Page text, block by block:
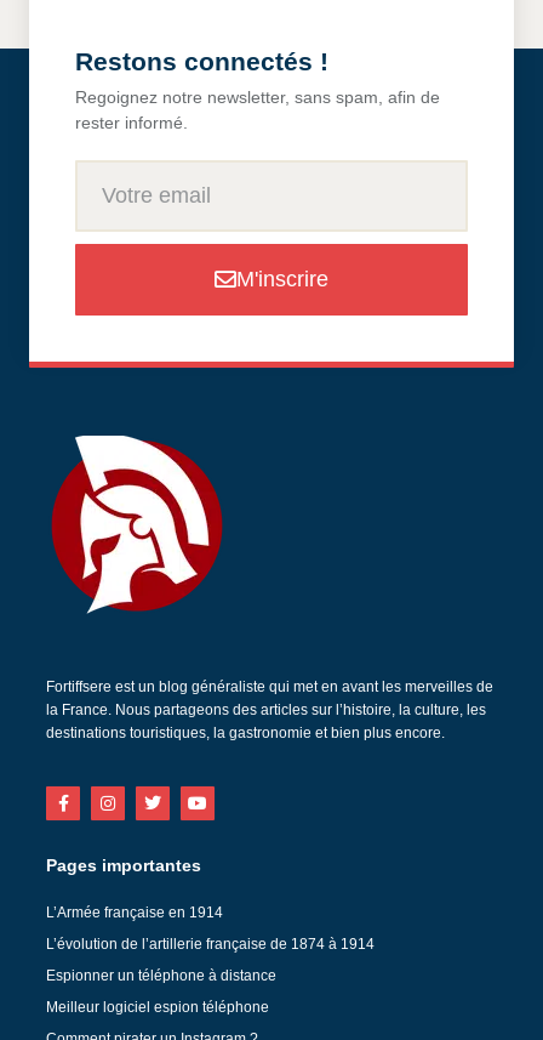
Restons connectés !
Regoignez notre newsletter, sans spam, afin de
rester informé.
M'inscrire
Fortiffsere est un blog généraliste qui met en avant les merveilles de
la France. Nous partageons des articles sur l’histoire, la culture, les
destinations touristiques, la gastronomie et bien plus encore.
Pages importantes
L’Armée française en 1914
L’évolution de l’artillerie française de 1874 à 1914
Espionner un téléphone à distance
Meilleur logiciel espion téléphone